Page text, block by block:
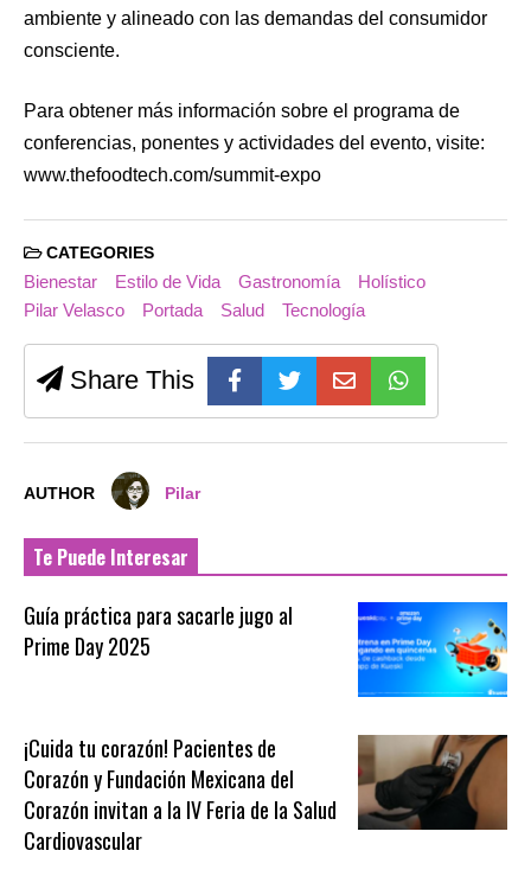
ambiente y alineado con las demandas del consumidor
consciente.
Para obtener más información sobre el programa de
conferencias, ponentes y actividades del evento, visite:
www.thefoodtech.com/summit-expo
CATEGORIES
Bienestar Estilo de Vida Gastronomía
Holístico
Pilar Velasco
Portada Salud Tecnología
Share This
AUTHOR Pilar
Te Puede Interesar
Guía práctica para sacarle jugo al
Prime Day 2025
¡Cuida tu corazón! Pacientes de
Corazón y Fundación Mexicana del
Corazón invitan a la IV Feria de la Salud
Cardiovascular